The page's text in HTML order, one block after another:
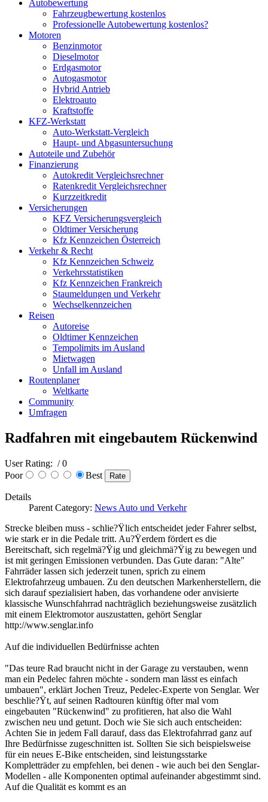
Autobewertung
Fahrzeugbewertung kostenlos
Professionelle Autobewertung kostenlos?
Motoren
Benzinmotor
Dieselmotor
Erdgasmotor
Autogasmotor
Hybrid Antrieb
Elektroauto
Kraftstoffe
KFZ-Werkstatt
Auto-Werkstatt-Vergleich
Haupt- und Abgasuntersuchung
Autoteile und Zubehör
Finanzierung
Autokredit Vergleichsrechner
Ratenkredit Vergleichsrechner
Kurzzeitkredit
Versicherungen
KFZ Versicherungsvergleich
Oldtimer Versicherung
Kfz Kennzeichen Österreich
Verkehr & Recht
Kfz Kennzeichen Schweiz
Verkehrsstatistiken
Kfz Kennzeichen Frankreich
Staumeldungen und Verkehr
Wechselkennzeichen
Reisen
Autoreise
Oldtimer Kennzeichen
Tempolimits im Ausland
Mietwagen
Unfall im Ausland
Routenplaner
Weltkarte
Community
Umfragen
Radfahren mit eingebautem Rückenwind
User Rating: / 0
Poor
Best
Details
Parent Category: News Auto und Verkehr
Strecke bleiben muss - schlie?Ÿlich entscheidet jeder Fahrer selbst,
wie stark er in die Pedale tritt. Au?Ÿerdem fördert es die
Bereitschaft, sich regelmä?Ÿig und gleichmä?Ÿig zu bewegen und
ist mit geringen Emissionen verbunden. Das Gute daran: "Alte"
Fahrräder lassen sich jederzeit tunen, sprich zu einem
Elektrofahrzeug umbauen. Zu den deutschen Markenherstellern, die
sich darauf spezialisiert haben, das vorhandene oder anvisierte
klassische Wunschfahrrad nachträglich beziehungsweise zusätzlich
mit einem Elektromotor auszustatten, gehört Senglar
http://www.senglar.info
Auf die individuellen Bedürfnisse achten
"Das teure Rad braucht nicht in der Garage zu verstauben, wenn
man ein Pedelec fahren möchte - sondern man lässt es einfach
umbauen", erklärt Jochen Treuz, Pedelec-Experte von Senglar. Wer
beschlie?Ÿt, auf seinen Radtouren künftig öfter mal vom
eingebauten "Rückenwind" zu profitieren, hat also die Wahl
zwischen neu und getunt. Doch wie Sie sich auch entscheiden:
Achten Sie in jedem Fall darauf, dass das Elektrofahrrad ganz auf
Ihre Bedürfnisse zugeschnitten ist. Sollten Sie sich beispielsweise
für ein neues E-Bike entscheiden, sind leistungsstarke
Kompletträder zu empfehlen, bei denen - wie auch bei den Senglar-
Modellen - alle Komponenten optimal aufeinander abgestimmt sind.
Auf die Qualität es kommt es an